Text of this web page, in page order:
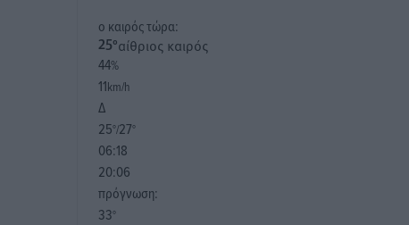
o καιρός τώρα:
25°αίθριος καιρός
44%
11km/h
Δ
25°/27°
06:18
20:06
πρόγνωση:
33°